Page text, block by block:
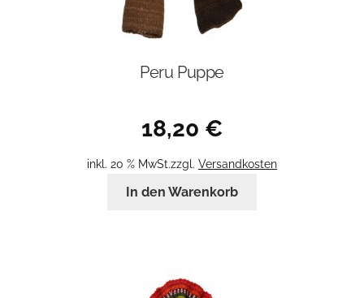
Peru Puppe
18,20 €
inkl. 20 % MwSt.zzgl. Versandkosten
In den Warenkorb